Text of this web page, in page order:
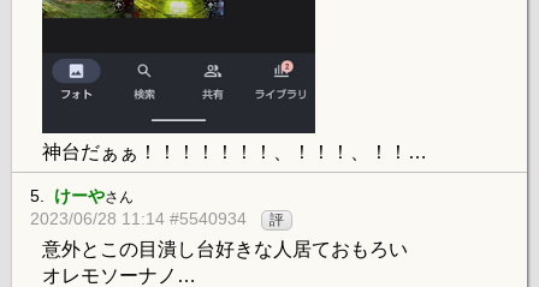
神台だぁぁ！！！！！！！、！！！、！！…
5. けーやさん
2023/06/28 11:14 #5540934 評
意外とこの目潰し台好きな人居ておもろい
オレモソーナノ…